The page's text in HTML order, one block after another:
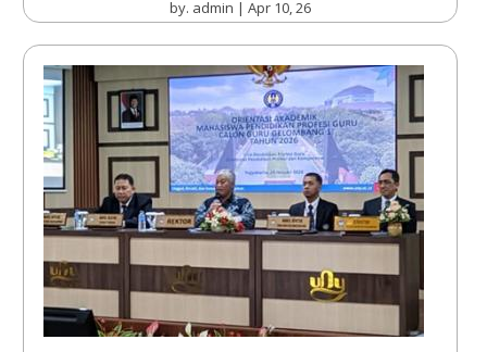
by. admin | Apr 10, 26